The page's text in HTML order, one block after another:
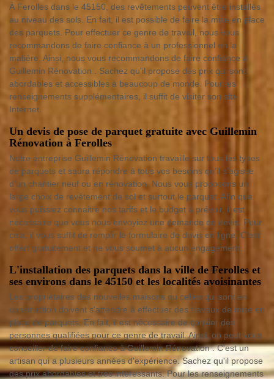
À Ferolles dans le 45150, des revêtements peuvent être installés
au niveau des sols. En fait, il est possible de faire la mise en place
des parquets. Pour effectuer ce genre de travail, nous vous
recommandons de faire confiance à un professionnel en la
matière. Ainsi, nous vous recommandons de faire confiance à
Guillemin Rénovation . Sachez qu'il propose des prix qui sont
abordables et accessibles à beaucoup de monde. Pour les
renseignements supplémentaires, il suffit de visiter son site
Internet.
Un devis de pose de parquet gratuite avec Guillemin
Rénovation à Ferolles
Notre entreprise Guillemin Rénovation travaille sur tous les types
de parquets et saura répondre à tous vos besoins qu’il s’agisse
d’un chantier neuf ou en rénovation. Nous vous proposons un
large choix de revêtement de sol et surtout le parquet. Afin que
vous puissiez connaitre nos tarifs et le budget à prévoir, il est
nécessaire que vous nous envoyiez une demande de devis. Pour
cela, il vous suffit de remplir le formulaire de devis en ligne. C’est
offert gratuitement et ne vous soumet à aucun engagement.
L'installation des parquets dans la ville de Ferolles et
ses environs dans le 45150 et les localités avoisinantes
Les propriétaires des nouvelles maisons ou celles qui sont en
construction doivent s'attendre à effectuer des travaux de mise en
place de parquets. En fait, il est nécessaire de convier des
personnes qualifiées pour ce genre de travail. Ainsi, on peut vous
conseiller de faire confiance à Guillemin Rénovation . C'est un
artisan qui a plusieurs années d'expérience. Sachez qu'il propose
des prix abordables et très intéressants. Pour les renseignements